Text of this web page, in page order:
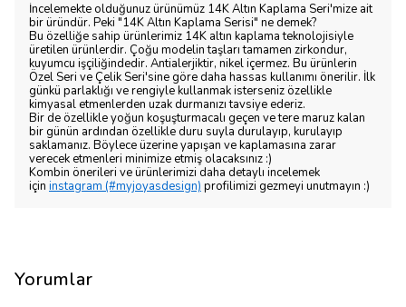
İncelemekte olduğunuz ürünümüz 14K Altın Kaplama Seri'mize ait
bir üründür. Peki "14K Altın Kaplama Serisi" ne demek?
Bu özelliğe sahip ürünlerimiz 14K altın kaplama teknolojisiyle
üretilen ürünlerdir. Çoğu modelin taşları tamamen zirkondur,
kuyumcu işçiliğindedir. Antialerjiktir, nikel içermez. Bu ürünlerin
Özel Seri ve Çelik Seri'sine göre daha hassas kullanımı önerilir. İlk
günkü parlaklığı ve rengiyle kullanmak isterseniz özellikle
kimyasal etmenlerden uzak durmanızı tavsiye ederiz.
Bir de özellikle yoğun koşuşturmacalı geçen ve tere maruz kalan
bir günün ardından özellikle duru suyla durulayıp, kurulayıp
saklamanız. Böylece üzerine yapışan ve kaplamasına zarar
verecek etmenleri minimize etmiş olacaksınız :)
Kombin önerileri ve ürünlerimizi daha detaylı incelemek
için instagram (#myjoyasdesign) profilimizi gezmeyi unutmayın :)
Yorumlar